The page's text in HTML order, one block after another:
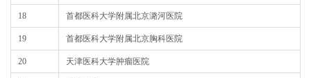
18 首都医科大学附属北京潞河医院
19 首都医科大学附属北京胸科医院
20 天津医科大学肿瘤医院